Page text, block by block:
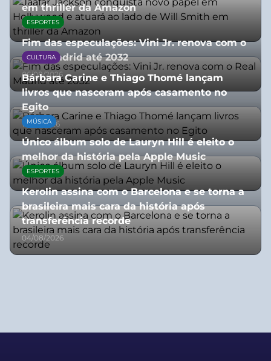
em thriller da Amazon
06/08/2026
ESPORTES
Fim das especulações: Vini Jr. renova com o
Real Madrid até 2032
06/08/2026
CULTURA
Bárbara Carine e Thiago Thomé lançam
livros que nasceram após casamento no
Egito
10/07/2026
MÚSICA
Único álbum solo de Lauryn Hill é eleito o
melhor da história pela Apple Music
06/08/2026
ESPORTES
Kerolin assina com o Barcelona e se torna a
brasileira mais cara da história após
transferência recorde
04/08/2026